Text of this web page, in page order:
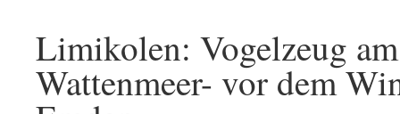
Limikolen: Vogelzeug
Wattenmeer- vor dem